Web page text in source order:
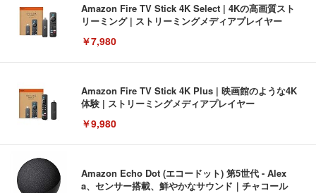
Amazon Fire TV Stick 4K Select | 4Kの高画質スト
リーミング | ストリーミングメディアプレイヤー
￥7,980
Amazon Fire TV Stick 4K Plus | 映画館のような4K
体験 | ストリーミングメディアプレイヤー
￥9,980
Amazon Echo Dot (エコードット) 第5世代 - Alex
a、センサー搭載、鮮やかなサウンド｜チャコール